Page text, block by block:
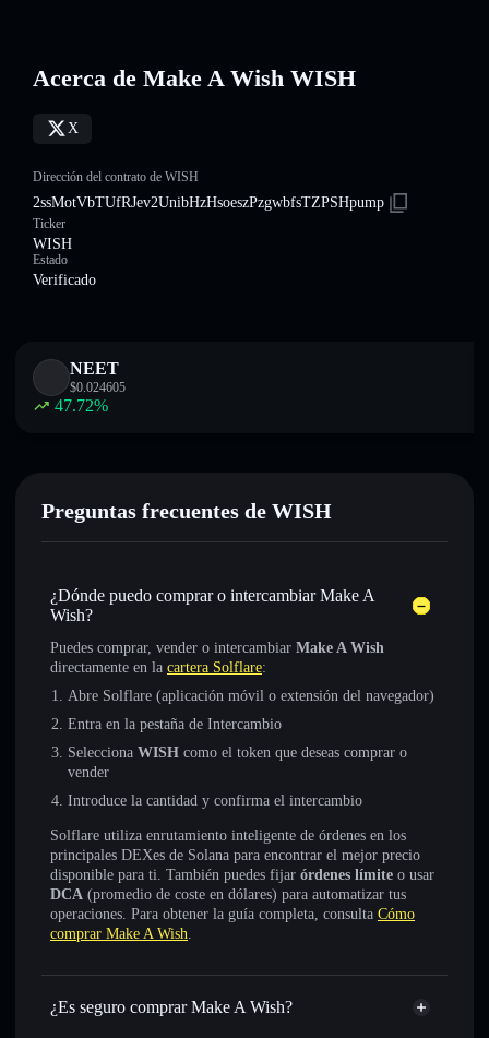
Acerca de Make A Wish WISH
X
Dirección del contrato de WISH
2ssMotVbTUfRJev2UnibHzHsoeszPzgwbfsTZPSHpump
Ticker
WISH
Estado
Verificado
NEET
$0.024605
47.72%
Preguntas frecuentes de WISH
¿Dónde puedo comprar o intercambiar Make A
Wish?
Puedes comprar, vender o intercambiar Make A Wish
directamente en la cartera Solflare:
Abre Solflare (aplicación móvil o extensión del navegador)
Entra en la pestaña de Intercambio
Selecciona WISH como el token que deseas comprar o
vender
Introduce la cantidad y confirma el intercambio
Solflare utiliza enrutamiento inteligente de órdenes en los
principales DEXes de Solana para encontrar el mejor precio
disponible para ti. También puedes fijar órdenes límite o usar
DCA (promedio de coste en dólares) para automatizar tus
operaciones. Para obtener la guía completa, consulta Cómo
comprar Make A Wish.
¿Es seguro comprar Make A Wish?